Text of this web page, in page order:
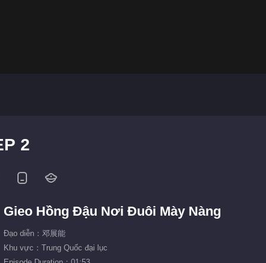
2
Gieo Hồng Đậu Nơi Đuôi Mày Nàng
Đạo diễn：邓展能
Khu vực：Trung Quốc đại lục